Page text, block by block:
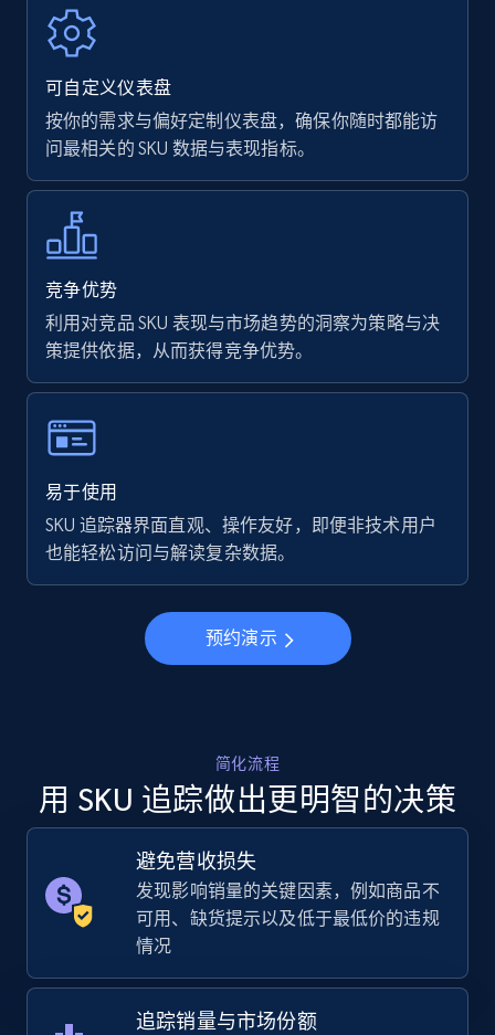
可自定义仪表盘
按你的需求与偏好定制仪表盘，确保你随时都能访
问最相关的 SKU 数据与表现指标。
竞争优势
利用对竞品 SKU 表现与市场趋势的洞察为策略与决
策提供依据，从而获得竞争优势。
易于使用
SKU 追踪器界面直观、操作友好，即便非技术用户
也能轻松访问与解读复杂数据。
预约演示
简化流程
用 SKU 追踪做出更明智的决策
避免营收损失
发现影响销量的关键因素，例如商品不
可用、缺货提示以及低于最低价的违规
情况
追踪销量与市场份额